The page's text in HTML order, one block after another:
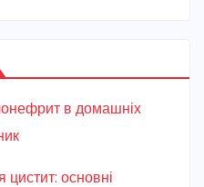
в домашніх
цистит: основні